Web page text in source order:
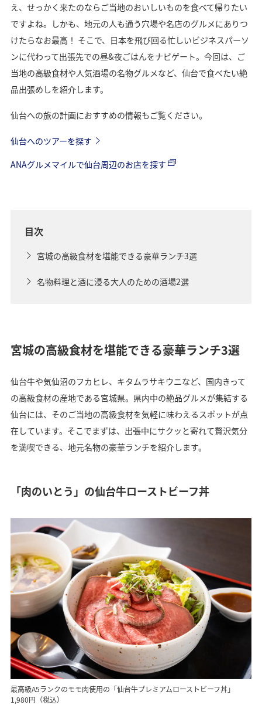
え、せっかく来たのならご当地のおいしいものを食べて帰りたい
ですよね。しかも、地元の人も通う穴場や名店のグルメにありつ
けたらなお最高！ そこで、日本を飛び回る忙しいビジネスパーソ
ンに代わって出張先での昼&夜ごはんをナビゲート。今回は、ご
当地の高級食材や人気酒場の名物グルメなど、仙台で食べたい絶
品出張めしを紹介します。
仙台への旅の計画におすすめの情報もご覧ください。
仙台へのツアーを探す
ANAグルメマイルで仙台周辺のお店を探す
目次
宮城の高級食材を堪能できる豪華ランチ3選
名物料理と酒に浸る大人のための酒場2選
宮城の高級食材を堪能できる豪華ランチ3選
仙台牛や気仙沼のフカヒレ、キタムラサキウニなど、国内きって
の高級食材の産地である宮城県。県内中の絶品グルメが集結する
仙台には、そのご当地の高級食材を気軽に味わえるスポットが点
在しています。そこでまずは、出張中にサクッと寄れて贅沢気分
を満喫できる、地元名物の豪華ランチを紹介します。
「肉のいとう」の仙台牛ローストビーフ丼
最高級A5ランクのモモ肉使用の「仙台牛プレミアムローストビーフ丼」
1,980円（税込）